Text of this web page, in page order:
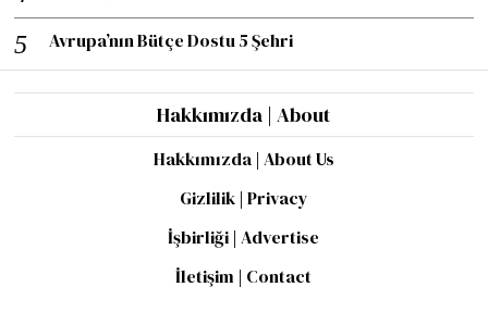
Avrupa’nın Bütçe Dostu 5 Şehri
Hakkımızda | About
Hakkımızda | About Us
Gizlilik | Privacy
İşbirliği | Advertise
İletişim | Contact